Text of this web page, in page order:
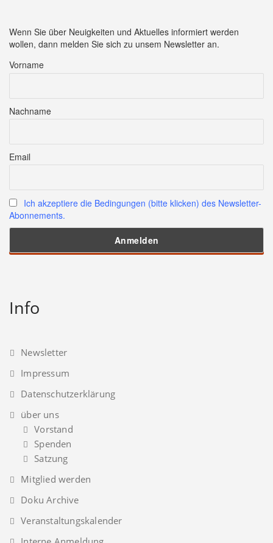
Wenn Sie über Neuigkeiten und Aktuelles informiert werden
wollen, dann melden Sie sich zu unsem Newsletter an.
Vorname
Nachname
Email
Ich akzeptiere die Bedingungen (bitte klicken) des Newsletter-
Abonnements.
Info
Newsletter
Impressum
Datenschutzerklärung
über uns
Vorstand
Spenden
Satzung
Mitglied werden
Doku Archive
Veranstaltungskalender